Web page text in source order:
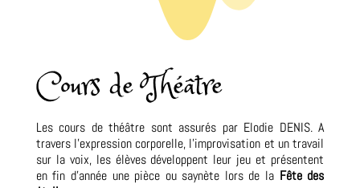
Cours de Théâtre
Les cours de théâtre sont assurés par Elodie DENIS. A
travers l’expression corporelle, l’improvisation et un travail
sur la voix, les élèves développent leur jeu et présentent
en fin d’année une pièce ou saynète lors de la Fête des